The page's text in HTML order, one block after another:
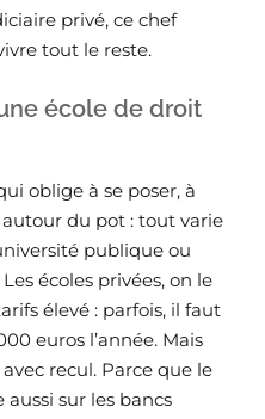
privé, ce chef
tout le reste.
école de droit
oblige à se poser, à
du pot : tout varie
publique ou
écoles privées, on le
élevé : parfois, il faut
euros l’année. Mais
recul. Parce que le
aussi sur les bancs